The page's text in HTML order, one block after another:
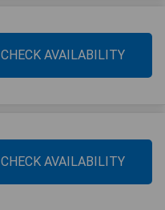
CHECK AVAILABILITY
CHECK AVAILABILITY